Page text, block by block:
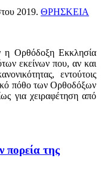
2019. ΘΡΗΣΚΕΙΑ
η Ορθόδοξη Εκκλησία
εκείνων που, αν και
εντούτοις
πόθο των Ορθοδόξων
για χειραφέτηση από
πορεία της